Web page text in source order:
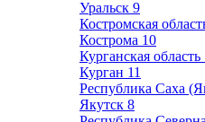
Уральск 9
Костромская
Кострома 10
Курганская область
Курган 11
Республика Саха
Якутск 8